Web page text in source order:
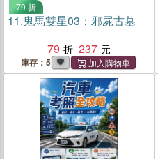
79 折
11.鬼馬雙星03：邪屍古墓
79
237
庫存：5